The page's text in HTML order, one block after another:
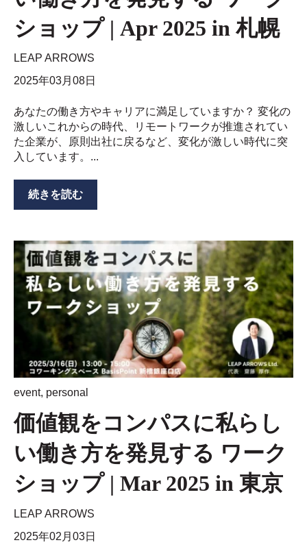
ショップ | Apr 2025 in 札幌
LEAP ARROWS
2025年03月08日
あなたの働き方やキャリアに満足していますか？ 変化の
激しいこれからの時代、リモートワークが推進されてい
た企業が、原則出社に戻るなど、変化が激しい時代に突
入しています。...
続きを読む
event, personal
価値観をコンパスに私らし
い働き方を発見する ワーク
ショップ | Mar 2025 in 東京
LEAP ARROWS
2025年02月03日